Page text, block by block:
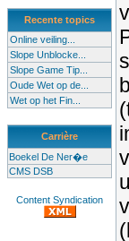
Recente topics
Online veiling...
Slope Unblocke...
Slope Game Tip...
Oude Wet op de...
Wet op het Fin...
Carrière
Boekel De Ner�e
CMS DSB
Content Syndication